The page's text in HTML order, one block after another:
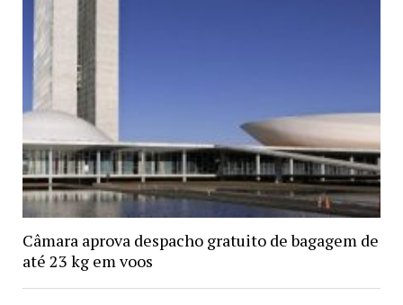
Câmara aprova despacho gratuito de bagagem de
até 23 kg em voos